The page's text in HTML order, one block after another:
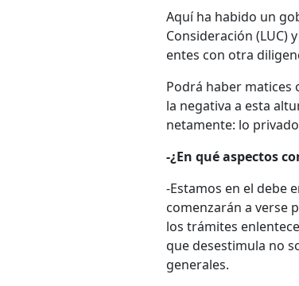
Aquí ha habido un
Consideración (LUC)
entes con otra
Podrá haber matices
la negativa a esta
netamente: lo
-¿En qué aspectos
-Estamos en el debe
comenzarán a verse
los trámites
que desestimula no
generales.